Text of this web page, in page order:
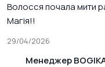
Волосся почала мити
Магія!!
29/04/2026
Менеджер